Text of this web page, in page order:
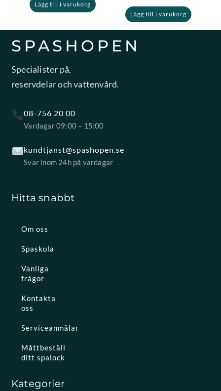
Lägg till i varukorg
Lägg till i varukorg
SPASHOPEN
Specialister på,
reservdelar och vattenvård.
08-756 20 00
Vardagar 09:00 – 15:00
kundtjanst@spashopen.se
Svar inom 24h på vardagar
Hitta snabbt
Om oss
Spaskola
Vanliga
frågor
Kontakta
oss
Serviceanmälan
Måttbeställ
ditt spalock
Kategorier